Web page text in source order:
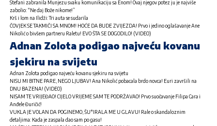
Stefani zabranila Munjezu svaku komunikaciju sa Enom! Ovaj njegov potez ju je najviše
zabolio: “Ne daj Bože nikome!”
Krš i lom na Ilidži: Tri auta se sudarila
ČOVJEK SE TAKMIČI SA MNOM! HOĆE DA BUDE ZVIJEZDA! Prvo i jedino oglašavanje Ane
Nikolić o bivšem partneru Raletu! EVO ŠTA SE DOGODILO! (VIDEO)
Adnan Zolota podigao najveću kovanu
sjekiru na svijetu
Adnan Zolota podigao najveću kovanu sjekiru na svijetu
NISU MI BITNE PARE, NEGO LJUBAV! Ana Nikolić pobacala brdo novca! Euri završili na
DNU BAZENA! (VIDEO)
NISAM TE VRIJEĐAO! CIJELO VRIJEME SAM TE PODRŽAVAO! Prvo suočavanje Filipa Cara i
Anđele Đuričić!
VUKLA JE VOLAN DA POGINEMO, ŠU*IRALA ME U GLAVU! Rale o skandaloznim
detaljima: Kada je zaspala dao sam po gasu!